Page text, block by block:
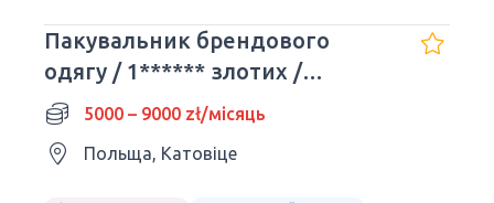
Пакувальник брендового
одягу / 1****** злотих /
Катовіце
5000 – 9000 zł/місяць
Польща, Катовіце